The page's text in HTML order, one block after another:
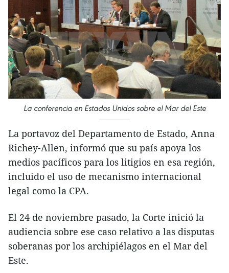
La conferencia en Estados Unidos sobre el Mar del Este
La portavoz del Departamento de Estado, Anna
Richey-Allen, informó que su país apoya los
medios pacíficos para los litigios en esa región,
incluido el uso de mecanismo internacional
legal como la CPA.
El 24 de noviembre pasado, la Corte inició la
audiencia sobre ese caso relativo a las disputas
soberanas por los archipiélagos en el Mar del
Este.